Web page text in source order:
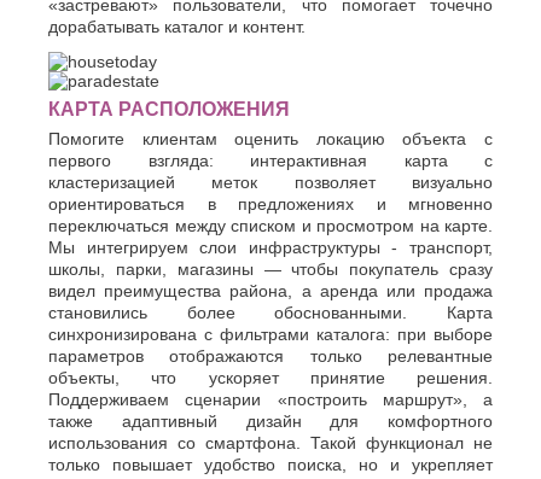
«застревают» пользователи, что помогает точечно
дорабатывать каталог и контент.
КАРТА РАСПОЛОЖЕНИЯ
Помогите клиентам оценить локацию объекта с
первого взгляда: интерактивная карта с
кластеризацией меток позволяет визуально
ориентироваться в предложениях и мгновенно
переключаться между списком и просмотром на карте.
Мы интегрируем слои инфраструктуры - транспорт,
школы, парки, магазины — чтобы покупатель сразу
видел преимущества района, а аренда или продажа
становились более обоснованными. Карта
синхронизирована с фильтрами каталога: при выборе
параметров отображаются только релевантные
объекты, что ускоряет принятие решения.
Поддерживаем сценарии «построить маршрут», а
также адаптивный дизайн для комфортного
использования со смартфона. Такой функционал не
только повышает удобство поиска, но и укрепляет